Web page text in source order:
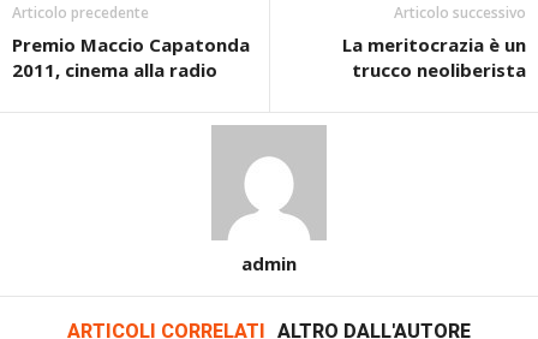
Articolo precedente
Premio Maccio Capatonda
2011, cinema alla radio
Articolo successivo
La meritocrazia è un
trucco neoliberista
admin
ARTICOLI CORRELATI ALTRO DALL'AUTORE